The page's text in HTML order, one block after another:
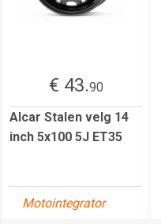
€ 43.90
Alcar Stalen velg 14
inch 5x100 5J ET35
Motointegrator